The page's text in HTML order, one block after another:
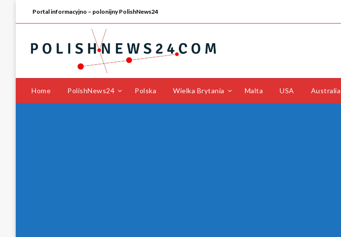
Portal informacyjno – polonijny PolishNews24
Home PolishNews24 Polska Wielka Brytania Malta USA Australia